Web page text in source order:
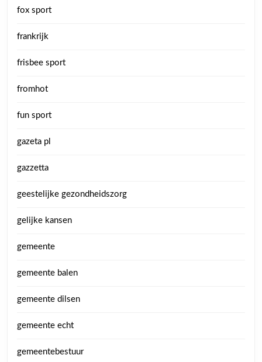
fox sport
frankrijk
frisbee sport
fromhot
fun sport
gazeta pl
gazzetta
geestelijke gezondheidszorg
gelijke kansen
gemeente
gemeente balen
gemeente dilsen
gemeente echt
gemeentebestuur